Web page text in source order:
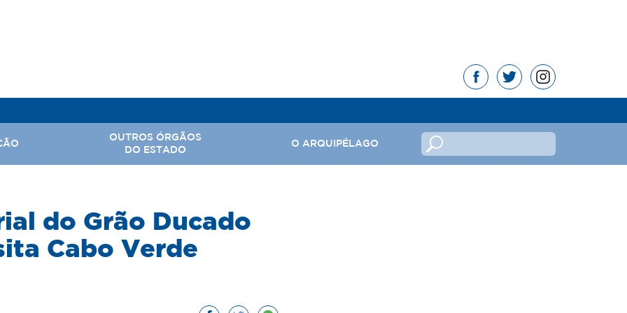
Parlamentares e Comunicação Social
Território
OUTROS ÓRGÃOS
DO ESTADO
O ARQUIPÉLAGO
do Grão Ducado
Cabo Verde